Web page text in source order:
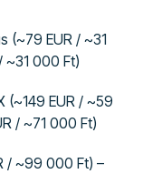
(~79 EUR / ~31
~31 000 Ft)
(~149 EUR / ~59
/ ~71 000 Ft)
/ ~99 000 Ft) –